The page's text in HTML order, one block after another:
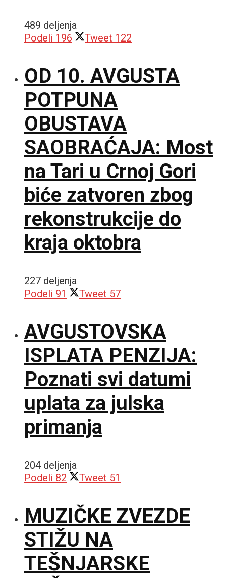
489 deljenja
Podeli 196 Tweet 122
OD 10. AVGUSTA
POTPUNA
OBUSTAVA
SAOBRAĆAJA: Most
na Tari u Crnoj Gori
biće zatvoren zbog
rekonstrukcije do
kraja oktobra
227 deljenja
Podeli 91 Tweet 57
AVGUSTOVSKA
ISPLATA PENZIJA:
Poznati svi datumi
uplata za julska
primanja
204 deljenja
Podeli 82 Tweet 51
MUZIČKE ZVEZDE
STIŽU NA
TEŠNJARSKE